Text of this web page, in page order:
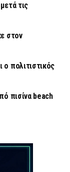
τις
στον
πολιτιστικός
πισίνα beach